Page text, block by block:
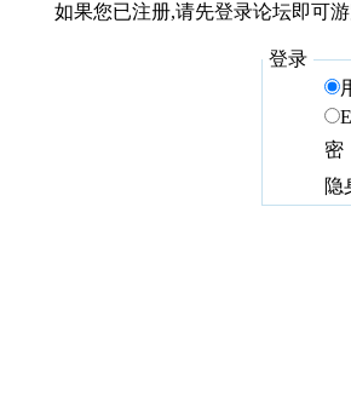
如果您已注册,请先登录论坛即可
登录
密
隐